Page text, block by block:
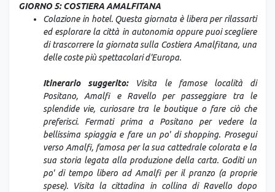
GIORNO 5: COSTIERA AMALFITANA
Colazione in hotel. Questa giornata è libera per rilassarti
ed esplorare la città in autonomia oppure puoi scegliere
di trascorrere la giornata sulla Costiera Amalfitana, una
delle coste più spettacolari d'Europa.
Itinerario suggerito:Visita le famose località di
Positano, Amalfi e Ravello per passeggiare tra le
splendide vie, curiosare tra le boutique o fare ciò che
preferisci. Fermati prima a Positano per vedere la
bellissima spiaggia e fare un po' di shopping. Prosegui
verso Amalfi, famosa per la sua cattedrale colorata e la
sua storia legata alla produzione della carta. Goditi un
po' di tempo libero ad Amalfi per il pranzo (a proprie
spese). Visita la cittadina in collina di Ravello dopo